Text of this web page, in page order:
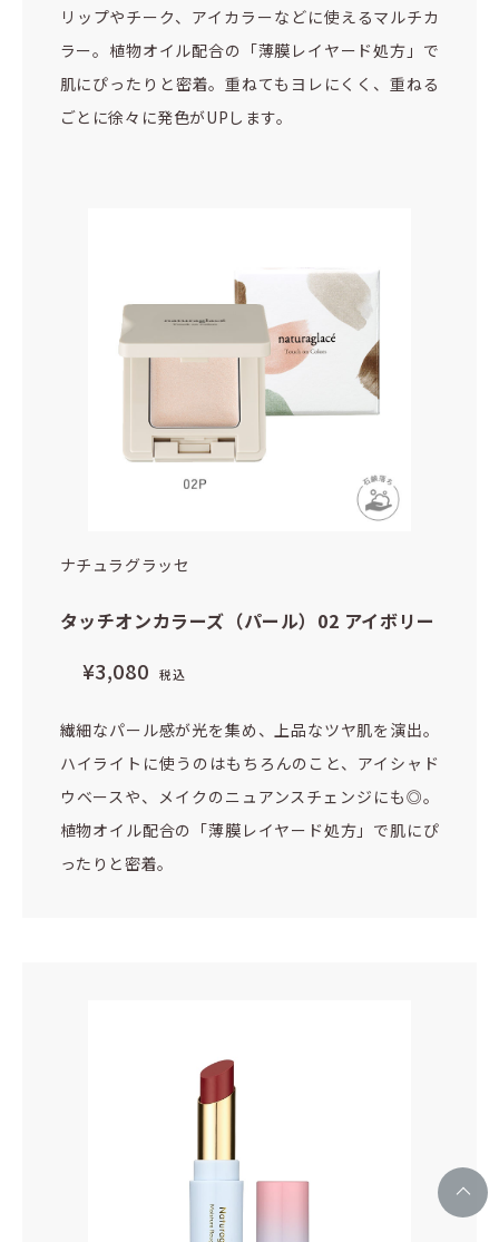
リップやチーク、アイカラーなどに使えるマルチカ
ラー。植物オイル配合の「薄膜レイヤード処方」で
肌にぴったりと密着。重ねてもヨレにくく、重ねる
ごとに徐々に発色がUPします。
ナチュラグラッセ
タッチオンカラーズ（パール）02 アイボリー
¥3,080 税込
繊細なパール感が光を集め、上品なツヤ肌を演出。
ハイライトに使うのはもちろんのこと、アイシャド
ウベースや、メイクのニュアンスチェンジにも◎。
植物オイル配合の「薄膜レイヤード処方」で肌にぴ
ったりと密着。